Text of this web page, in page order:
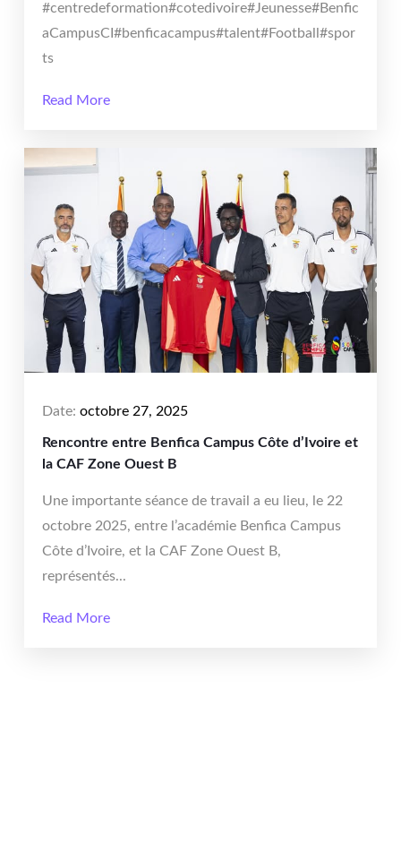
#centredeformation#cotedivoire#Jeunesse#Benfic
aCampusCI#benficacampus#talent#Football#spor
ts
Read More
Date: octobre 27, 2025
Rencontre entre Benfica Campus Côte d’Ivoire et
la CAF Zone Ouest B
Une importante séance de travail a eu lieu, le 22
octobre 2025, entre l’académie Benfica Campus
Côte d’Ivoire, et la CAF Zone Ouest B,
représentés...
Read More